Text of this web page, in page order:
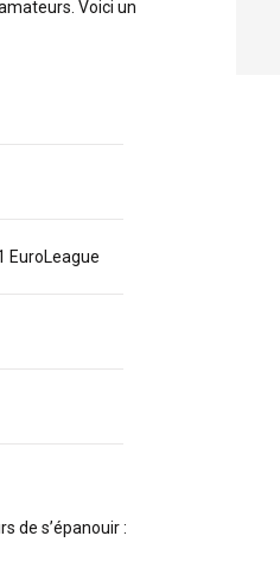
Voici un
EuroLeague
de s’épanouir :